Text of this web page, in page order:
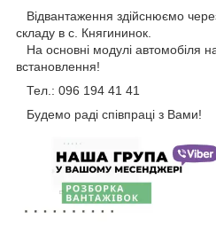
Відвантаження здійснюємо
складу в с. Княгининок.
На основні модулі автомобіля
встановлення!
Тел.: 096 194 41 41
Будемо раді співпраці з Вами!